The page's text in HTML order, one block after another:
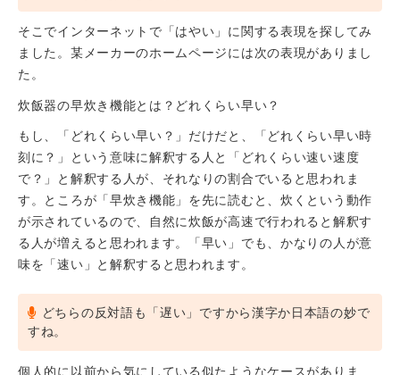
そこでインターネットで「はやい」に関する表現を探してみ
ました。某メーカーのホームページには次の表現がありまし
た。
炊飯器の早炊き機能とは？どれくらい早い？
もし、「どれくらい早い？」だけだと、「どれくらい早い時
刻に？」という意味に解釈する人と「どれくらい速い速度
で？」と解釈する人が、それなりの割合でいると思われま
す。ところが「早炊き機能」を先に読むと、炊くという動作
が示されているので、自然に炊飯が高速で行われると解釈す
る人が増えると思われます。「早い」でも、かなりの人が意
味を「速い」と解釈すると思われます。
どちらの反対語も「遅い」ですから漢字か日本語の妙で
すね。
個人的に以前から気にしている似たようなケースがありま